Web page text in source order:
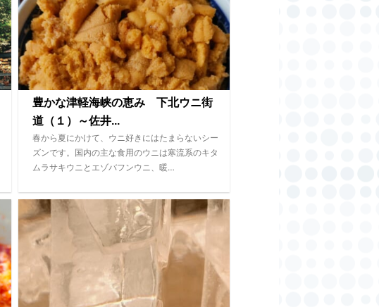
豊かな津軽海峡の恵み 下北ウニ街
道（１）～佐井...
春から夏にかけて、ウニ好きにはたまらないシー
ズンです。国内の主な食用のウニは寒流系のキタ
ムラサキウニとエゾバフンウニ、暖…